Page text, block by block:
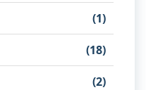
(1)
(18)
(2)